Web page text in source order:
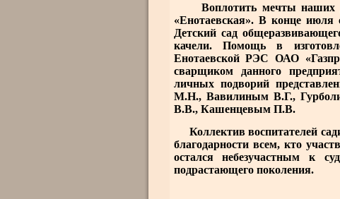
Воплотить мечты наших
«Енотаевская». В конце
Детский сад
качели. Помощь в
Енотаевской РЭС ОАО
сварщиком данного
личных подворий
М.Н., Вавилиным В.Г.,
В.В., Кашенцевым П.В.
Коллектив воспитателей
благодарности всем, кто
остался небезучастным к
подрастающего поколения.